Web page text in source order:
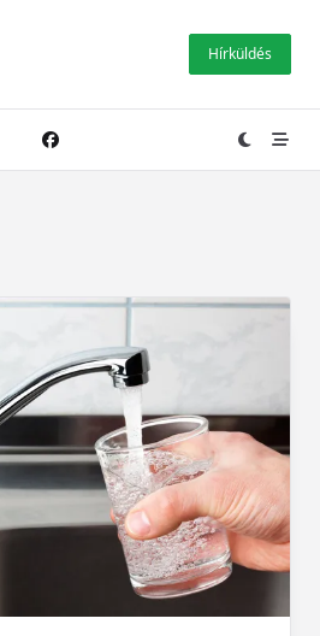
Hírküldés